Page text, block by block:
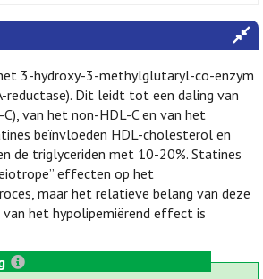
3-hydroxy-3-methylglutaryl-co-enzym
reductase). Dit leidt tot een daling van
van het non-HDL-C en van het
beïnvloeden HDL-cholesterol en
de triglyceriden met 10-20%. Statines
effecten op het
maar het relatieve belang van deze
het hypolipemiërend effect is